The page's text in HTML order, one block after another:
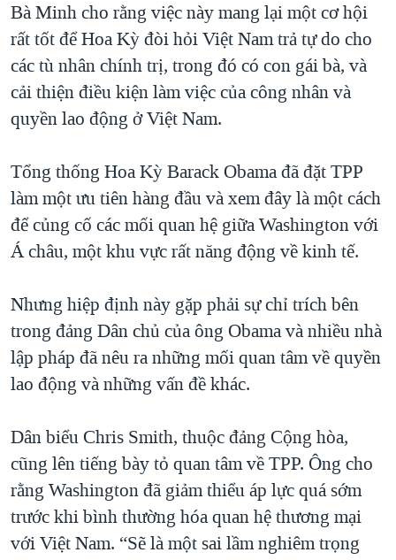
Bà Minh cho rằng việc này mang lại một cơ hội
rất tốt để Hoa Kỳ đòi hỏi Việt Nam trả tự do cho
các tù nhân chính trị, trong đó có con gái bà, và
cải thiện điều kiện làm việc của công nhân và
quyền lao động ở Việt Nam.
Tổng thống Hoa Kỳ Barack Obama đã đặt TPP
làm một ưu tiên hàng đầu và xem đây là một cách
để củng cố các mối quan hệ giữa Washington với
Á châu, một khu vực rất năng động về kinh tế.
Nhưng hiệp định này gặp phải sự chỉ trích bên
trong đảng Dân chủ của ông Obama và nhiều nhà
lập pháp đã nêu ra những mối quan tâm về quyền
lao động và những vấn đề khác.
Dân biểu Chris Smith, thuộc đảng Cộng hòa,
cũng lên tiếng bày tỏ quan tâm về TPP. Ông cho
rằng Washington đã giảm thiểu áp lực quá sớm
trước khi bình thường hóa quan hệ thương mại
với Việt Nam. “Sẽ là một sai lầm nghiêm trọng